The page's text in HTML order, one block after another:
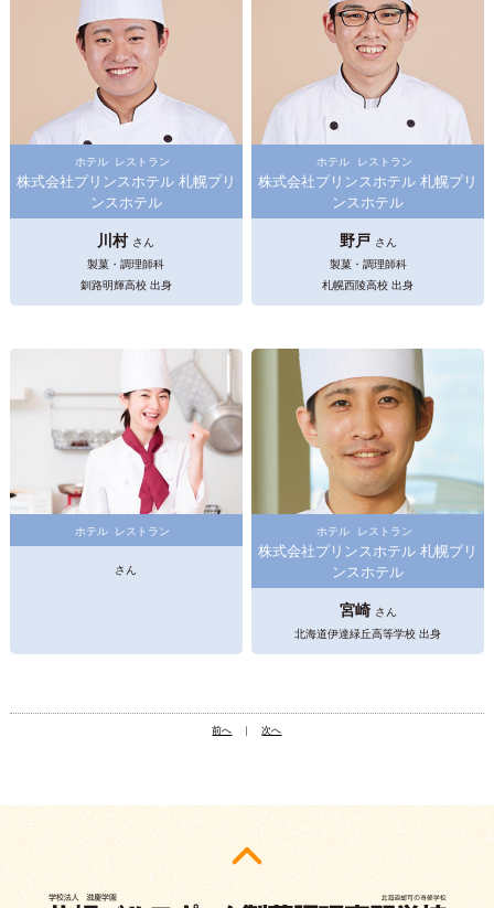
ホテル レストラン
株式会社プリンスホテル 札幌プリ
ンスホテル
川村 さん
製菓・調理師科
釧路明輝高校 出身
ホテル レストラン
株式会社プリンスホテル 札幌プリ
ンスホテル
野戸 さん
製菓・調理師科
札幌西陵高校 出身
ホテル レストラン
さん
ホテル レストラン
株式会社プリンスホテル 札幌プリ
ンスホテル
宮崎 さん
北海道伊達緑丘高等学校 出身
前へ ｜次へ